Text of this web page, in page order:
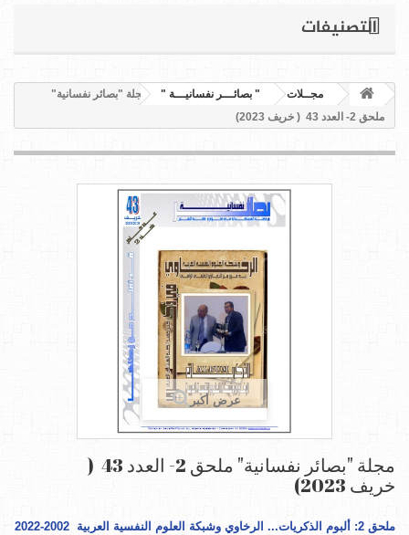
التصنيفات
مجــلات " بصائـــر نفسانيـــة "
مجلة "بصائر نفسانية"
ملحق 2- العدد 43 ( خريف 2023)
عرض أكبر
مجلة "بصائر نفسانية" ملحق 2- العدد 43 (
خريف 2023)
ملحق 2: ألبوم الذكريات... الرخاوي وشبكة العلوم النفسية العربية 2002-2022